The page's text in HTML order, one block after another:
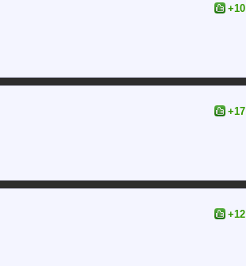
+10
+17
+12